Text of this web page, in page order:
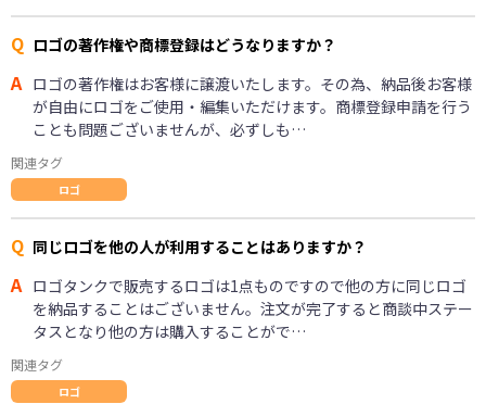
Q ロゴの著作権や商標登録はどうなりますか？
A ロゴの著作権はお客様に譲渡いたします。その為、納品後お客様
が自由にロゴをご使用・編集いただけます。商標登録申請を行う
ことも問題ございませんが、必ずしも…
関連タグ
ロゴ
Q 同じロゴを他の人が利用することはありますか？
A ロゴタンクで販売するロゴは1点ものですので他の方に同じロゴ
を納品することはございません。注文が完了すると商談中ステー
タスとなり他の方は購入することがで…
関連タグ
ロゴ